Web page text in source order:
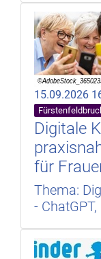
15.09.2026
Digitale
für
Thema:
-